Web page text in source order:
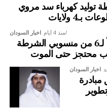
كهرباء سد مروي
ولايات
اخبار السودان منذ 4 أيام
الإعدام قصاصاً لـ6 من منسوبي الشرطة
محتجز حتى الموت
اخبار السودان